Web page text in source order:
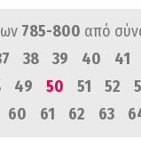
785-800 από
38 39 40 41
49 50 51 52
60 61 62 63